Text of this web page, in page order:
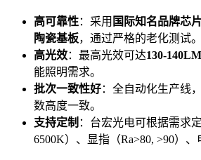
高可靠性：采用 国际知名品牌芯
陶瓷基板，通过严格的老化测试。
高光效：最高光效可达130-
能照明需求。
批次一致性好：全自动化生产线
数高度一致。
支持定制 ：台宏光电可根据需求
6500K）、显指（Ra>80, >90）、